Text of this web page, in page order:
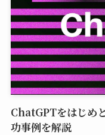
ChatGPTをはじめ
功事例を解説